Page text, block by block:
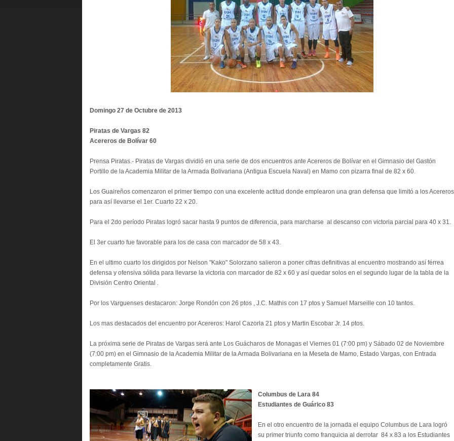
Domingo 27 de Octubre de 2013
Piratas de Vargas 82
Acereros de Bolívar 60
Prensa Piratas.- Piratas de Vargas dividió en una serie de dos encuentros ante Acereros de Bolívar en el Gimnasio del Gastón
Portillo de la Academia Militar de la Armada Bolivariana (Antigua Escuela Naval) en Mamo con pizarra final de 82 x 60.
Los Guaireños comenzaron el primer tiempo con una excelente actitud donde emplearon una gran defensa que limitó a los Acereros
para así llevarse el 1er. Cuarto 22 x 20.
Para el 2do período Piratas logró sacar hasta 9 puntos de diferencia, para marcharse al descanso con victoria parcial para 40 x 31.
El 3er cuarto fue favorable para los de casa con marcador de 58 x 43.
En el ultimo cuarto los dirigidos por Nelson "Kako" Solorzano salieron a poner cifras definitivas al encuentro mostrando así férrea
defensa y ofensiva sólida para llevarse la victoria con marcador de 82 x 60 y así quedar solos en el segundo lugar de la tabla de la
División Centro Oriental .
Por los Varguenses destacaron: Jorge Rondón con 26 ptos , J.C. Mathis con 17 ptos y Samuel Marseille con 10 tantos.
Los mas destacados del encuentro por Acereros: Harol Cazorla 21 ptos y Martin Escobar Jr. 14 ptos.
La próxima serie de Piratas de Vargas será ante Los Guácharos de Monagas el Viernes 01 (7:00 pm) y Sábado 02 de Noviembre
(7:00 pm) en el Gimnasio de la Academia Militar de la Armada Bolivariana en la Meseta de Mamo, Estado Vargas, con Entrada
completamente Gratis.
Columbus de Lara 84
Estudiantes de Guárico 83
En el otro encuentro de la jornada el equipo Columbus de Lara logró
su primer triunfo como franquicia al derrotar 84 x 83 a los Estudiantes